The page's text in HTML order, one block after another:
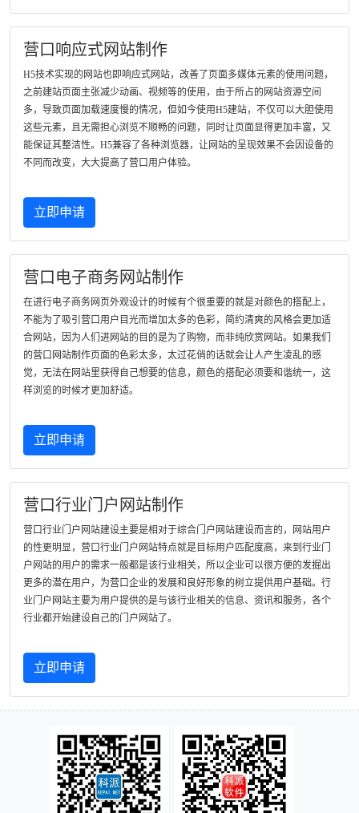
营口响应式网站制作
H5技术实现的网站也即响应式网站，改善了页面多媒体元素的使用问题，
之前建站页面主张减少动画、视频等的使用，由于所占的网站资源空间
多，导致页面加载速度慢的情况，但如今使用H5建站，不仅可以大胆使用
这些元素，且无需担心浏览不顺畅的问题，同时让页面显得更加丰富，又
能保证其整洁性。H5兼容了各种浏览器，让网站的呈现效果不会因设备的
不同而改变，大大提高了营口用户体验。
立即申请
营口电子商务网站制作
在进行电子商务网页外观设计的时候有个很重要的就是对颜色的搭配上，
不能为了吸引营口用户目光而增加太多的色彩，简约清爽的风格会更加适
合网站，因为人们进网站的目的是为了购物，而非纯欣赏网站。如果我们
的营口网站制作页面的色彩太多，太过花俏的话就会让人产生凌乱的感
觉，无法在网站里获得自己想要的信息，颜色的搭配必须要和谐统一，这
样浏览的时候才更加舒适。
立即申请
营口行业门户网站制作
营口行业门户网站建设主要是相对于综合门户网站建设而言的，网站用户
的性更明显，营口行业门户网站特点就是目标用户匹配度高，来到行业门
户网站的用户的需求一般都是该行业相关，所以企业可以很方便的发掘出
更多的潜在用户，为营口企业的发展和良好形象的树立提供用户基础。行
业门户网站主要为用户提供的是与该行业相关的信息、资讯和服务，各个
行业都开始建设自己的门户网站了。
立即申请